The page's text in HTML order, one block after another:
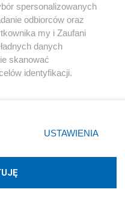
Instagram Youtube
W3media.pl
spersonalizowanych
odbiorców oraz
my i Zaufani
danych
skanować
identyfikacji.
ustawień prywatności
strony
wymagają zgody
się takiemu
USTAWIENIA